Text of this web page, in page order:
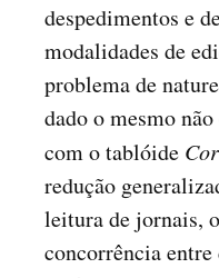
despedimentos e
modalidades de
problema de
dado o mesmo
com o tablóide
redução
leitura de jornais,
concorrência